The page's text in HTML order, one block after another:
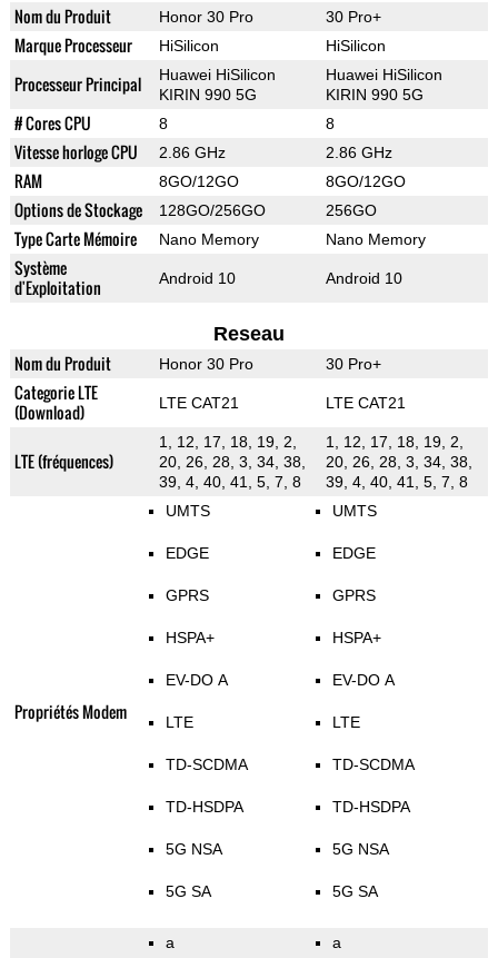
Nom du Produit Honor 30 Pro 30 Pro+
Marque Processeur HiSilicon HiSilicon
Processeur Principal
Huawei HiSilicon
KIRIN 990 5G
Huawei HiSilicon
KIRIN 990 5G
# Cores CPU 8 8
Vitesse horloge CPU 2.86 GHz 2.86 GHz
RAM 8GO/12GO 8GO/12GO
Options de Stockage 128GO/256GO 256GO
Type Carte Mémoire Nano Memory Nano Memory
Système
d'Exploitation
Android 10 Android 10
Reseau
Nom du Produit Honor 30 Pro 30 Pro+
Categorie LTE
(Download)
LTE CAT21 LTE CAT21
LTE (fréquences)
1, 12, 17, 18, 19, 2,
20, 26, 28, 3, 34, 38,
39, 4, 40, 41, 5, 7, 8
1, 12, 17, 18, 19, 2,
20, 26, 28, 3, 34, 38,
39, 4, 40, 41, 5, 7, 8
Propriétés Modem
UMTS
EDGE
GPRS
HSPA+
EV-DO A
LTE
TD-SCDMA
TD-HSDPA
5G NSA
5G SA
UMTS
EDGE
GPRS
HSPA+
EV-DO A
LTE
TD-SCDMA
TD-HSDPA
5G NSA
5G SA
a a